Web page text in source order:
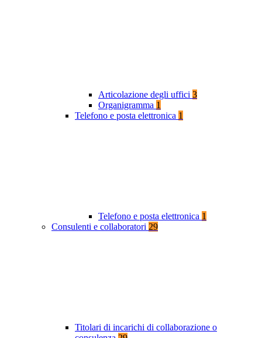
Articolazione degli uffici 3
Organigramma 1
Telefono e posta elettronica 1
Telefono e posta elettronica 1
Consulenti e collaboratori 29
Titolari di incarichi di collaborazione o